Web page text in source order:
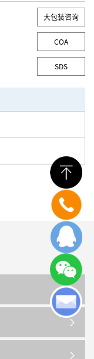
大包装咨询
COA
SDS